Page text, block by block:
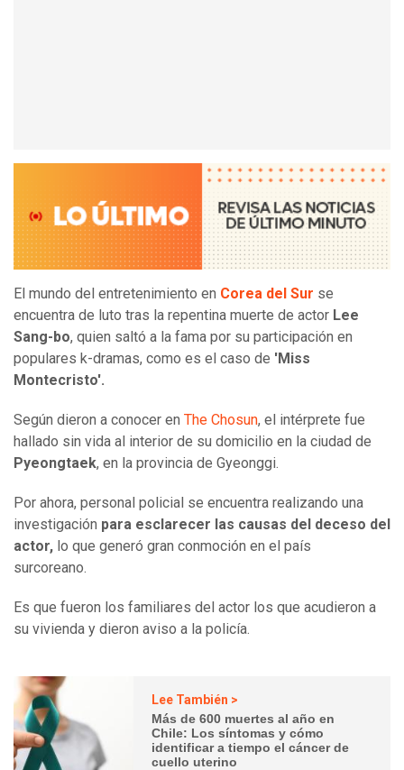
El mundo del entretenimiento en Corea del Sur se
encuentra de luto tras la repentina muerte de actor Lee
Sang-bo, quien saltó a la fama por su participación en
populares k-dramas, como es el caso de 'Miss
Montecristo'.
Según dieron a conocer en The Chosun, el intérprete fue
hallado sin vida al interior de su domicilio en la ciudad de
Pyeongtaek, en la provincia de Gyeonggi.
Por ahora, personal policial se encuentra realizando una
investigación para esclarecer las causas del deceso del
actor, lo que generó gran conmoción en el país
surcoreano.
Es que fueron los familiares del actor los que acudieron a
su vivienda y dieron aviso a la policía.
Lee También >
Más de 600 muertes al año en
Chile: Los síntomas y cómo
identificar a tiempo el cáncer de
cuello uterino